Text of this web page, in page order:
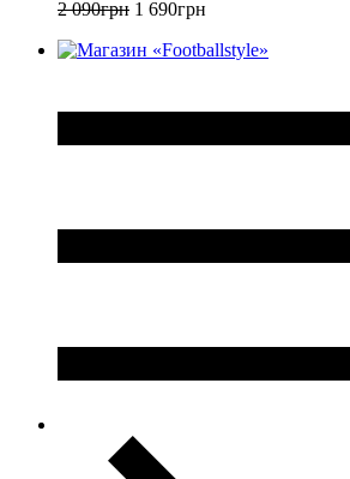
2 090грн 1 690грн